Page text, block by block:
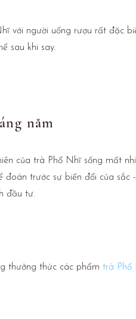
với người uống rượu rất đặc
sau khi say.
năm
của trà Phổ Nhĩ sống mất
đoán trước sự biến đổi của
đầu tư.
thưởng thức các phẩm trà Phổ